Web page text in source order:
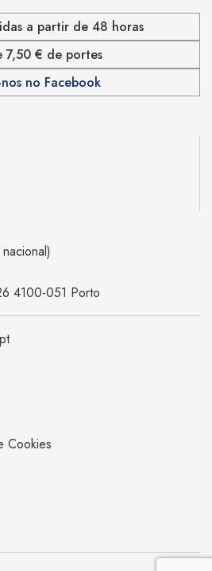
a partir de 48 horas
7,50 € de portes
no Facebook
4100-051 Porto
Cookies